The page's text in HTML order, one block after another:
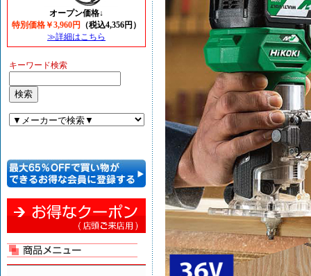
オープン価格↓
特別価格￥3,960円
（税込4,356円）
≫詳細はこちら
キーワード検索